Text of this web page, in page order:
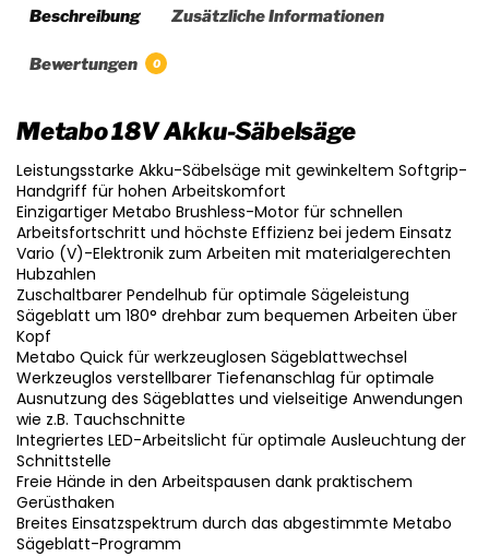
Beschreibung Zusätzliche Informationen
Bewertungen 0
Metabo 18V Akku-Säbelsäge
Leistungsstarke Akku-Säbelsäge mit gewinkeltem Softgrip-
Handgriff für hohen Arbeitskomfort
Einzigartiger Metabo Brushless-Motor für schnellen
Arbeitsfortschritt und höchste Effizienz bei jedem Einsatz
Vario (V)-Elektronik zum Arbeiten mit materialgerechten
Hubzahlen
Zuschaltbarer Pendelhub für optimale Sägeleistung
Sägeblatt um 180° drehbar zum bequemen Arbeiten über
Kopf
Metabo Quick für werkzeuglosen Sägeblattwechsel
Werkzeuglos verstellbarer Tiefenanschlag für optimale
Ausnutzung des Sägeblattes und vielseitige Anwendungen
wie z.B. Tauchschnitte
Integriertes LED-Arbeitslicht für optimale Ausleuchtung der
Schnittstelle
Freie Hände in den Arbeitspausen dank praktischem
Gerüsthaken
Breites Einsatzspektrum durch das abgestimmte Metabo
Sägeblatt-Programm